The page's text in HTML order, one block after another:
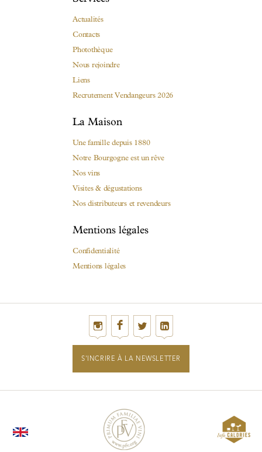
Actualités
Contacts
Photothèque
Nous rejoindre
Liens
Recrutement Vendangeurs 2026
La Maison
Une famille depuis 1880
Notre Bourgogne est un rêve
Nos vins
Visites & dégustations
Nos distributeurs et revendeurs
Mentions légales
Confidentialité
Mentions légales
S'INCRIRE À LA NEWSLETTER